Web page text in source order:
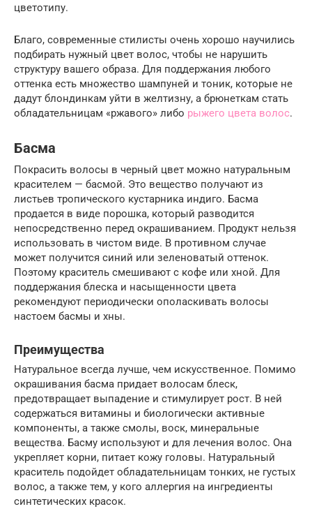
цветотипу.
Благо, современные стилисты очень хорошо научились
подбирать нужный цвет волос, чтобы не нарушить
структуру вашего образа. Для поддержания любого
оттенка есть множество шампуней и тоник, которые не
дадут блондинкам уйти в желтизну, а брюнеткам стать
обладательницам «ржавого» либо рыжего цвета волос.
Басма
Покрасить волосы в черный цвет можно натуральным
красителем — басмой. Это вещество получают из
листьев тропического кустарника индиго. Басма
продается в виде порошка, который разводится
непосредственно перед окрашиванием. Продукт нельзя
использовать в чистом виде. В противном случае
может получится синий или зеленоватый оттенок.
Поэтому краситель смешивают с кофе или хной. Для
поддержания блеска и насыщенности цвета
рекомендуют периодически ополаскивать волосы
настоем басмы и хны.
Преимущества
Натуральное всегда лучше, чем искусственное. Помимо
окрашивания басма придает волосам блеск,
предотвращает выпадение и стимулирует рост. В ней
содержаться витамины и биологически активные
компоненты, а также смолы, воск, минеральные
вещества. Басму используют и для лечения волос. Она
укрепляет корни, питает кожу головы. Натуральный
краситель подойдет обладательницам тонких, не густых
волос, а также тем, у кого аллергия на ингредиенты
синтетических красок.